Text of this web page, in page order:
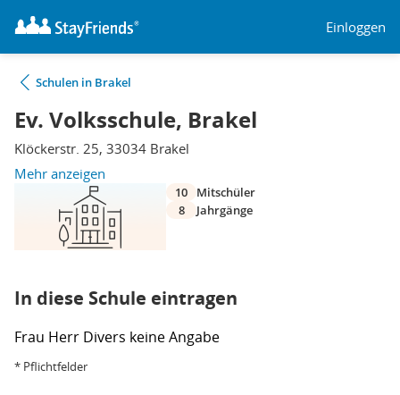
Einloggen
Schulen in Brakel
Ev. Volksschule, Brakel
Klöckerstr. 25, 33034 Brakel
Mehr anzeigen
10
Mitschüler
8
Jahrgänge
In diese Schule eintragen
Frau Herr Divers keine Angabe
* Pflichtfelder